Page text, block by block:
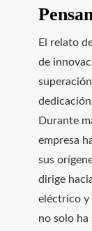
El relato
de
Durante
empresa
sus
dirige
eléctrico y
no solo